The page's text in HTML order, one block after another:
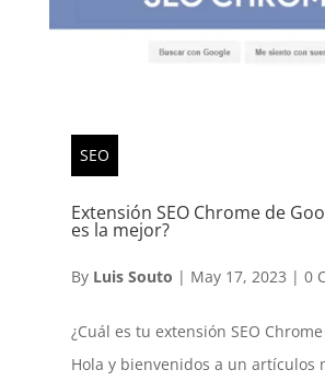
SEO
Extensión SEO Chrome de
es la mejor?
By Luis Souto | May 17, 2023 | 0
¿Cuál es tu extensión SEO
Hola y bienvenidos a un artículos